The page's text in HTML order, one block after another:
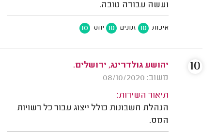
ועשה עבודה טובה.
איכות 10 זמנים 10 יחס 10
יהושע גולדרינג, ירושלים.
משוב: 08/10/2020
תיאור השירות:
הנהלת חשבונות כולל ייצוג עבור כל רשויות
המס.
10